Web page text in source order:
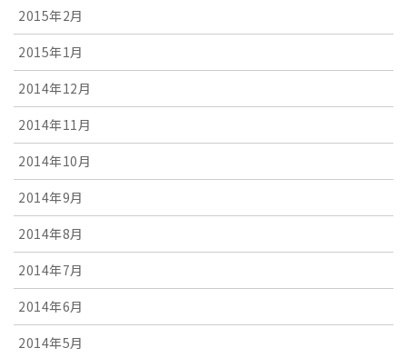
2015年2月
2015年1月
2014年12月
2014年11月
2014年10月
2014年9月
2014年8月
2014年7月
2014年6月
2014年5月